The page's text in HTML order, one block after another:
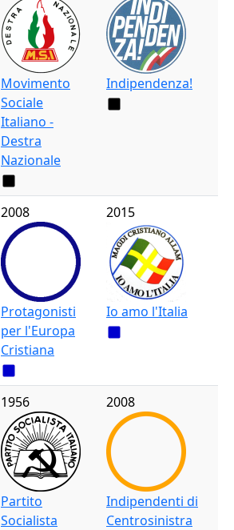
Movimento
Sociale
Italiano -
Destra
Nazionale
Indipendenza!
2008
Protagonisti
per l'Europa
Cristiana
2015
Io amo l'Italia
1956
Partito
Socialista
2008
Indipendenti di
Centrosinistra